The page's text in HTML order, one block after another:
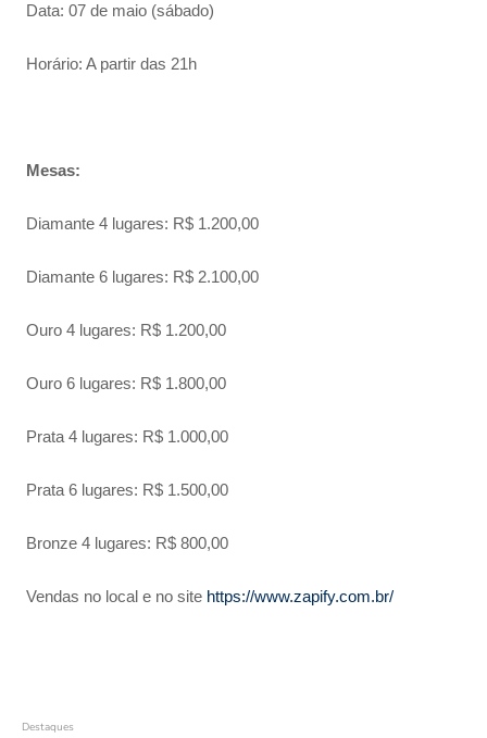
Data: 07 de maio (sábado)
Horário: A partir das 21h
Mesas:
Diamante 4 lugares: R$ 1.200,00
Diamante 6 lugares: R$ 2.100,00
Ouro 4 lugares: R$ 1.200,00
Ouro 6 lugares: R$ 1.800,00
Prata 4 lugares: R$ 1.000,00
Prata 6 lugares: R$ 1.500,00
Bronze 4 lugares: R$ 800,00
Vendas no local e no site https://www.zapify.com.br/
Destaques